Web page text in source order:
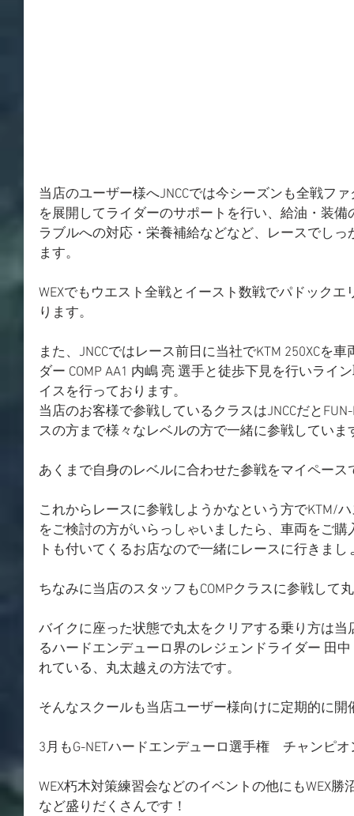
当店のユーザー様へJNCCでは今シーズンも全戦フ
を展開してライダーのサポートを行い、給油・装
ラブルへの対応・栄養補給などなど、レースでし
ます。
WEXでもウエスト全戦とイースト数戦でパドック
ります。
また、JNCCではレース前日に当社でKTM 250XCを
ダー COMP AA1 内嶋 亮 選手と徒歩下見を行いライ
イスを行っております。
当店のお客様で参戦しているクラスはJNCCだと
スの方まで様々なレベルの方で一緒に参戦していま
あくまで自身のレベルに合わせた参戦をマイペー
これからレースに参戦しようかなという方でKTM/
をご検討の方がいらっしゃいましたら、車両をご
トも付いてくるお店なので一緒にレースに行きまし
ちなみに当店のスタッフもCOMPクラスに参戦して
バイクに座った状態で丸太をクリアする乗り方は
るハードエンデューロ界のレジェンドライダー 田
れている、丸太越えの方法です。
そんなスクールも当店ユーザー様向けに定期的に開
3月もG-NETハードエンデューロ選手権　チャンピ
WEX朽木対策練習会などのイベントの他にもWEX勝
など盛りだくさんです！